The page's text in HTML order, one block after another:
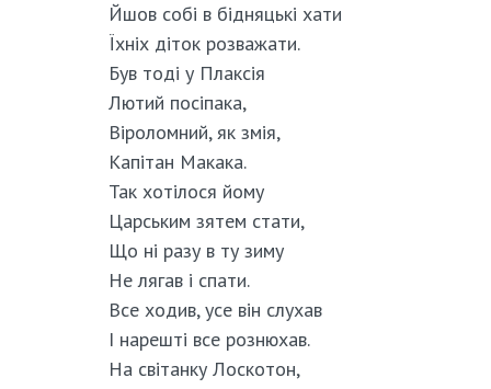
Йшов собі в бідняцькі хати
Їхніх діток розважати.
Був тоді у Плаксія
Лютий посіпака,
Віроломний, як змія,
Капітан Макака.
Так хотілося йому
Царським зятем стати,
Що ні разу в ту зиму
Не лягав і спати.
Все ходив, усе він слухав
І нарешті все рознюхав.
На світанку Лоскотон,